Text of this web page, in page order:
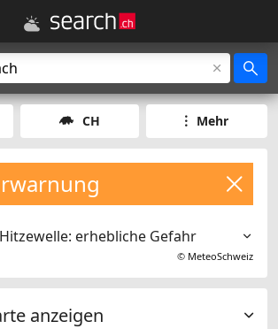
CH Mehr
erhebliche Gefahr
© MeteoSchweiz
anzeigen